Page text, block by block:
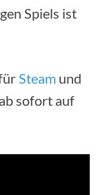
Spiels ist
Steam und
sofort auf